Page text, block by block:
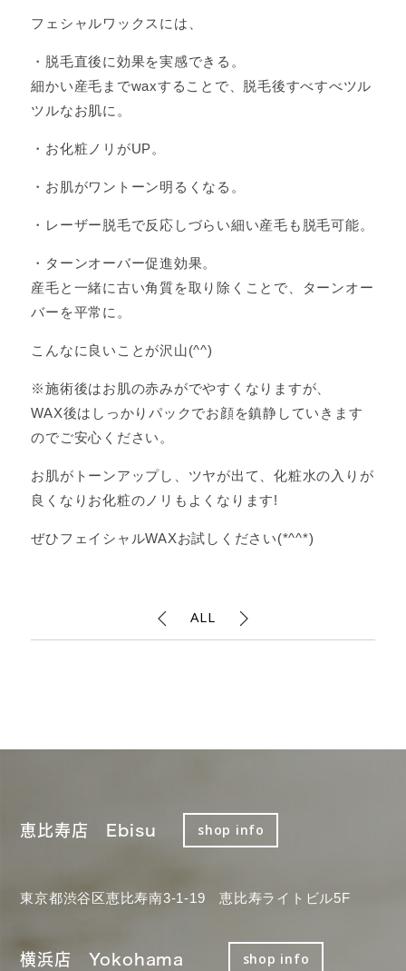
フェシャルワックスには、
・脱毛直後に効果を実感できる。
細かい産毛までwaxすることで、脱毛後すべすべツル
ツルなお肌に。
・お化粧ノリがUP。
・お肌がワントーン明るくなる。
・レーザー脱毛で反応しづらい細い産毛も脱毛可能。
・ターンオーバー促進効果。
産毛と一緒に古い角質を取り除くことで、ターンオー
バーを平常に。
こんなに良いことが沢山(^^)
※施術後はお肌の赤みがでやすくなりますが、
WAX後はしっかりパックでお顔を鎮静していきます
のでご安心ください。
お肌がトーンアップし、ツヤが出て、化粧水の入りが
良くなりお化粧のノリもよくなります!
ぜひフェイシャルWAXお試しください(*^^*)
ALL
恵比寿店 Ebisu shop info
東京都渋谷区恵比寿南3-1-19 恵比寿ライトビル5F
横浜店 Yokohama shop info